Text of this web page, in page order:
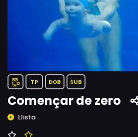
TP DOB SUB
Començar de zero
Llista